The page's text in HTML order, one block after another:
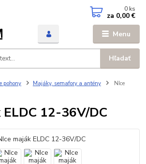
Menu
Hľadať
0 ks
za 0,00 €
pohony Majáky, semafory a antény
NIce
ELDC 12-36V/DC